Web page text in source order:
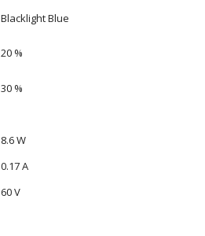
Blacklight Blue
20 %
30 %
8.6 W
0.17 A
60 V